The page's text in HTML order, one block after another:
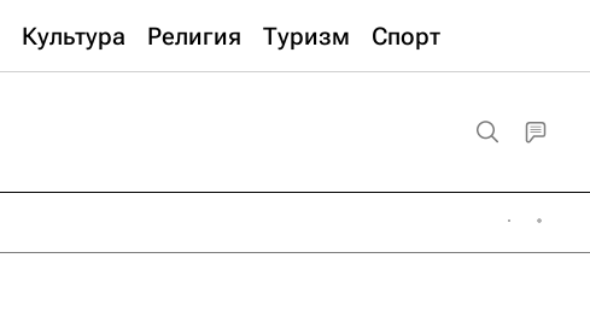
Культура Религия Туризм Спорт